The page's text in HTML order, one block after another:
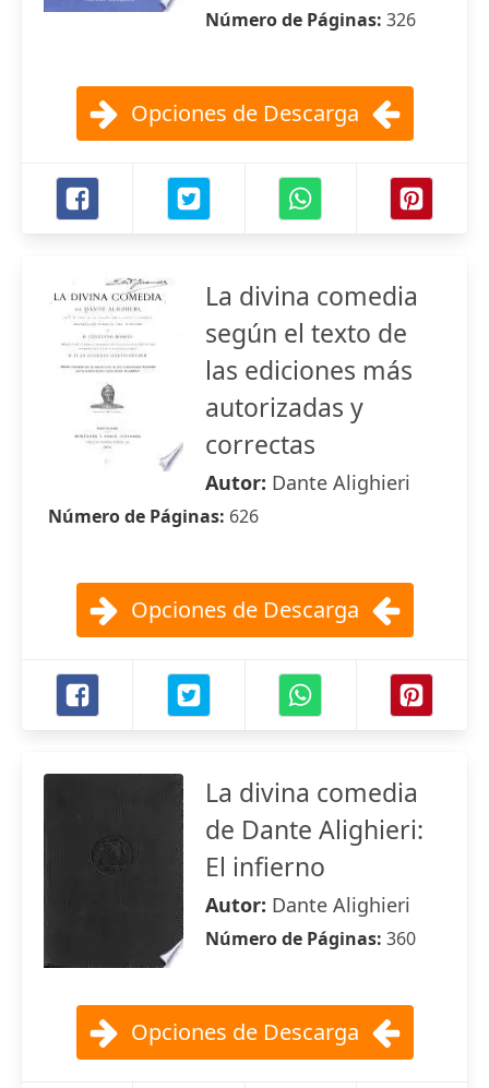
Número de Páginas: 326
Opciones de Descarga
La divina comedia
según el texto de
las ediciones más
autorizadas y
correctas
Autor: Dante Alighieri
Número de Páginas: 626
Opciones de Descarga
La divina comedia
de Dante Alighieri:
El infierno
Autor: Dante Alighieri
Número de Páginas: 360
Opciones de Descarga